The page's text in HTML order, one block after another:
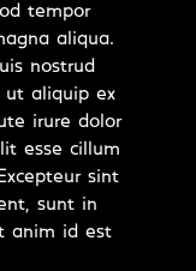
tempor
aliqua.
nostrud
ut aliquip ex
irure dolor
esse cillum
sint
sunt in
anim id est